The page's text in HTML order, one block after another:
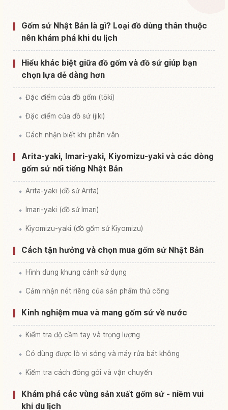
Tìm trải nghiệm tại Nhật Bản ↗
Gốm sứ Nhật Bản là gì? Loại đồ dùng thân thuộc
nên khám phá khi du lịch
Hiểu khác biệt giữa đồ gốm và đồ sứ giúp bạn
chọn lựa dễ dàng hơn
Đặc điểm của đồ gốm (tōki)
Đặc điểm của đồ sứ (jiki)
Cách nhận biết khi phân vân
Arita-yaki, Imari-yaki, Kiyomizu-yaki và các dòng
gốm sứ nổi tiếng Nhật Bản
Arita-yaki (đồ sứ Arita)
Imari-yaki (đồ sứ Imari)
Kiyomizu-yaki (đồ gốm sứ Kiyomizu)
Cách tận hưởng và chọn mua gốm sứ Nhật Bản
Hình dung khung cảnh sử dụng
Cảm nhận nét riêng của sản phẩm thủ công
Kinh nghiệm mua và mang gốm sứ về nước
Kiểm tra độ cầm tay và trọng lượng
Có dùng được lò vi sóng và máy rửa bát không
Kiểm tra cách đóng gói và vận chuyển
Khám phá các vùng sản xuất gốm sứ - niềm vui
khi du lịch